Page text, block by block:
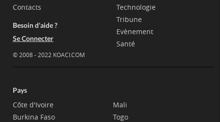
Contacts
Besoin d'aide ?
Se Connecter
© 2008 - 2022 KOACI.COM
Technologie
Tribune
Evènement
Santé
Pays
Côte d'Ivoire
Burkina Faso
Mali
Togo